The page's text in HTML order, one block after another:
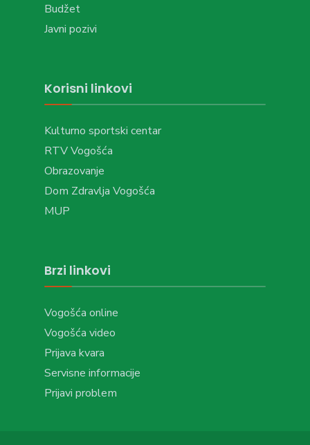
Budžet
Javni pozivi
Korisni linkovi
Kulturno sportski centar
RTV Vogošća
Obrazovanje
Dom Zdravlja Vogošća
MUP
Brzi linkovi
Vogošća online
Vogošća video
Prijava kvara
Servisne informacije
Prijavi problem